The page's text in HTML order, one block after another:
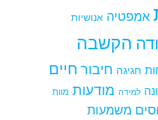
אמפטיה אנושיות
הקשבה
חגיגה חיבור חיים
למידה מודעות מוות
משמעות